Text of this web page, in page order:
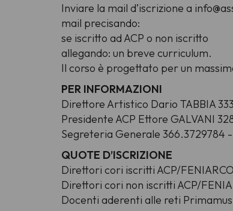
Inviare la mail d’iscrizione a
mail precisando:
se iscritto ad ACP o non iscritto
allegando: un breve curriculum.
Il corso è progettato per un
PER INFORMAZIONI
Direttore Artistico Dario TABBIA
Presidente ACP Ettore GALVANI
Segreteria Generale 366.3729784 -
QUOTE D’ISCRIZIONE
Direttori cori iscritti ACP/
Direttori cori non iscritti ACP/
Docenti aderenti alle reti